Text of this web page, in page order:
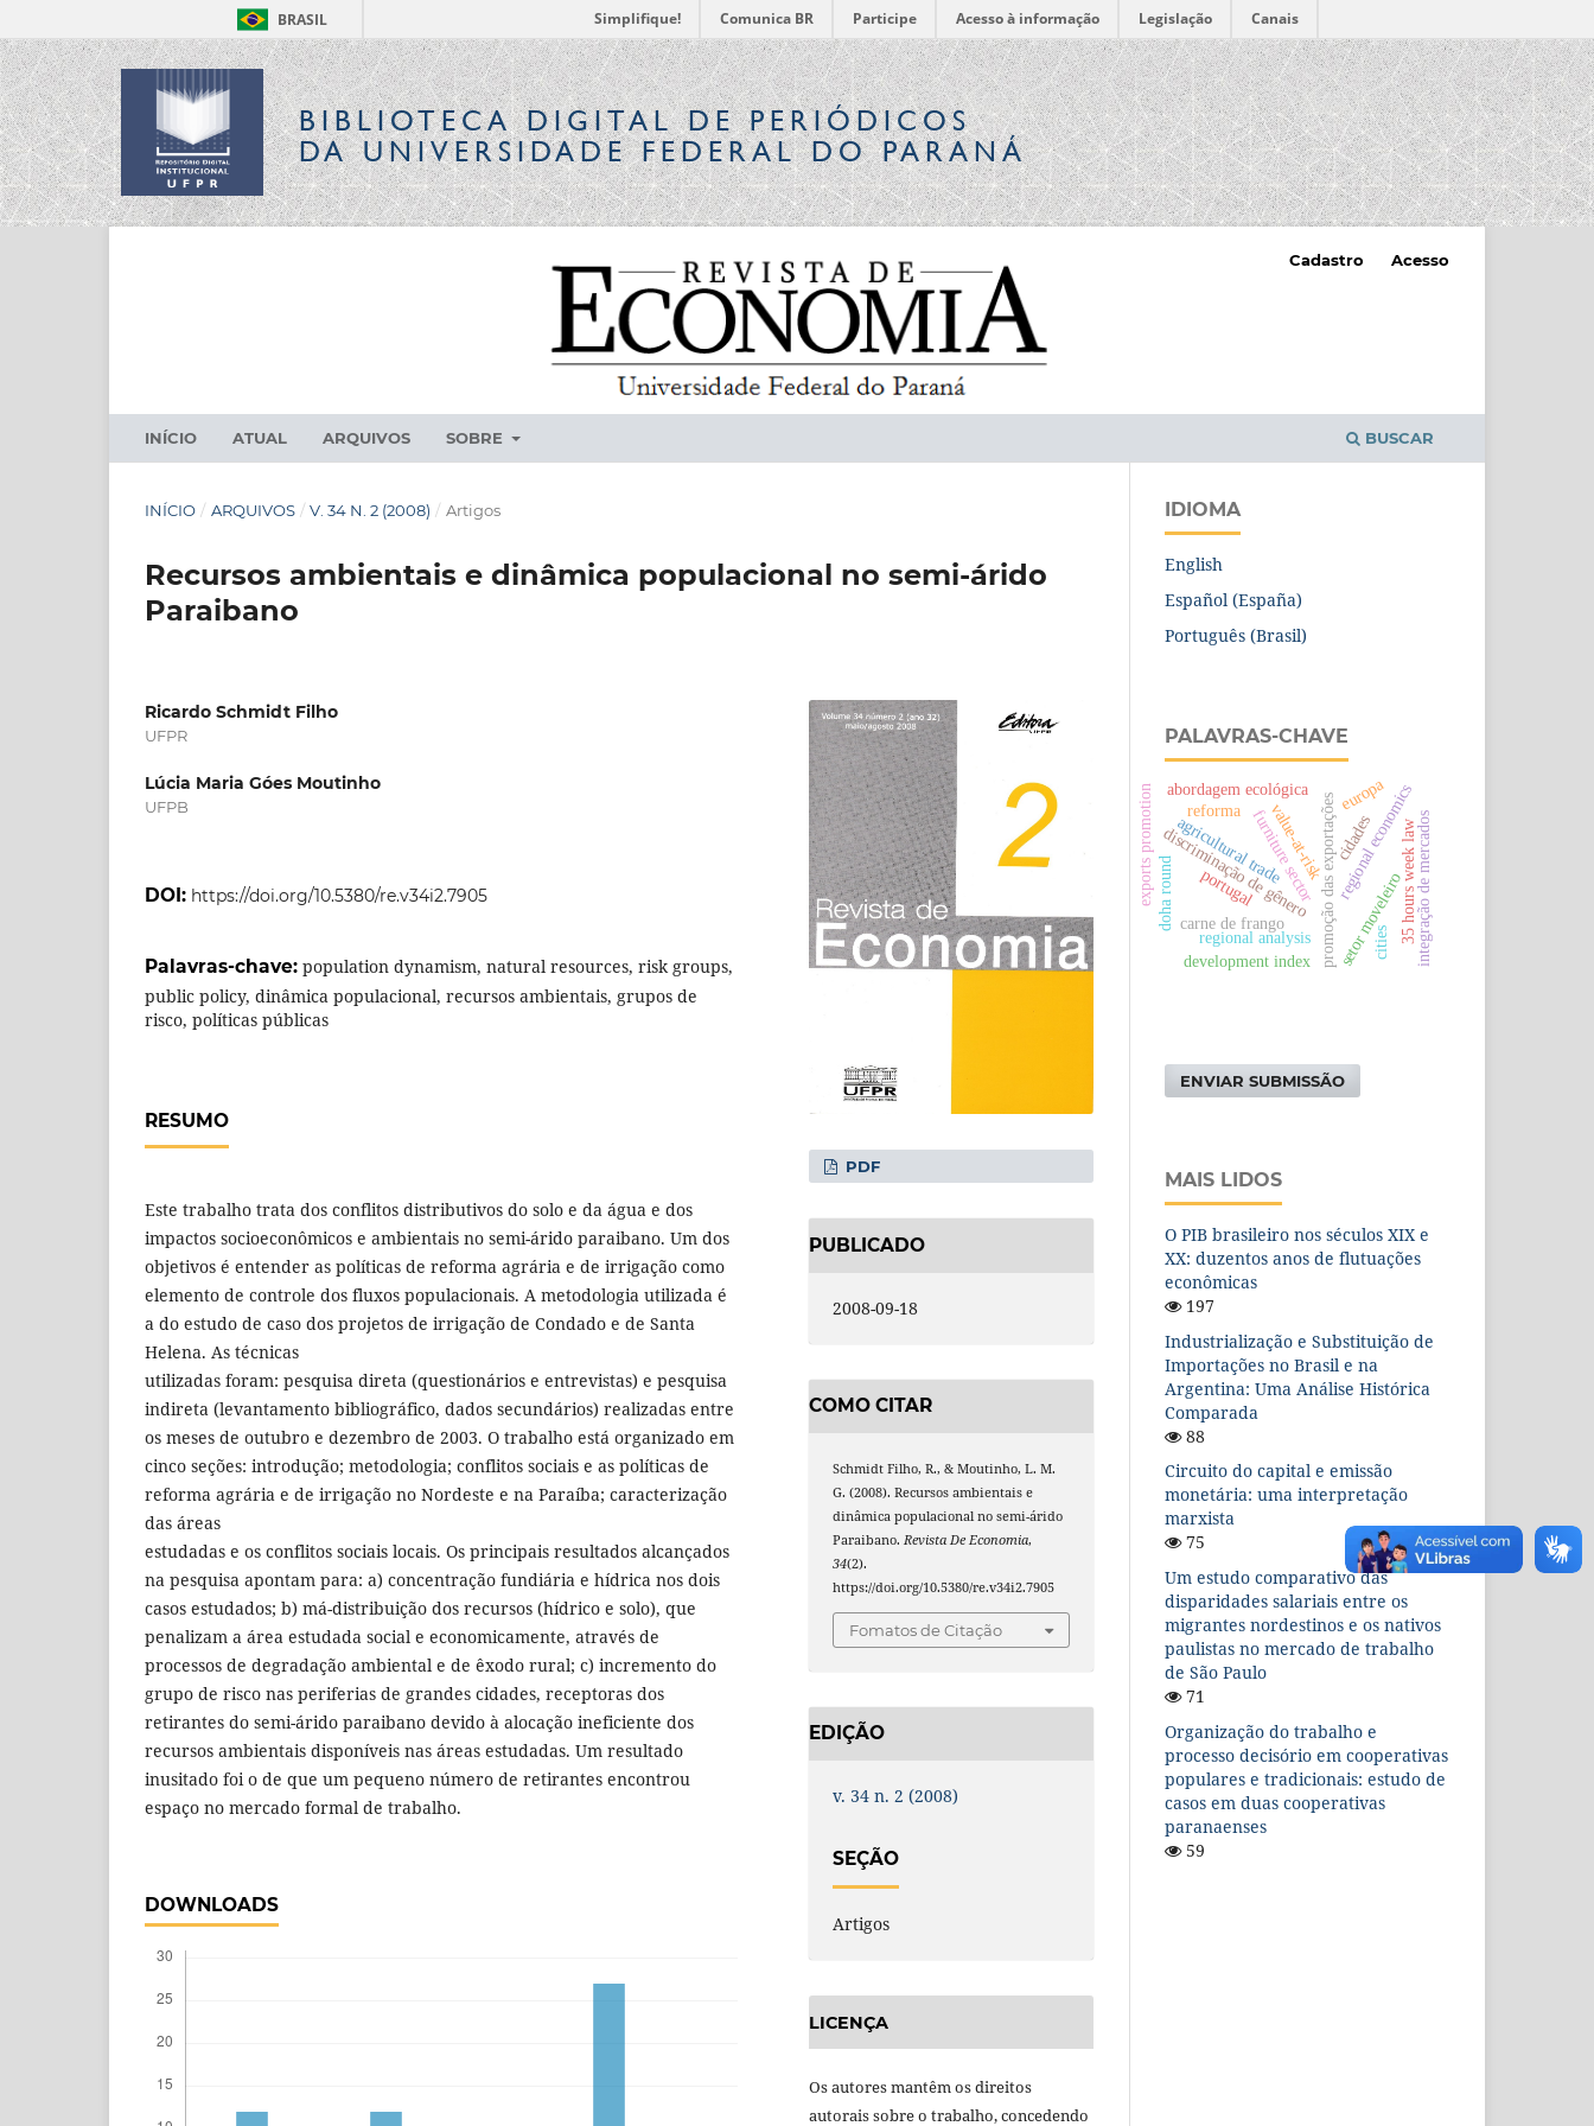
BRASIL Simplifique! Comunica BR Participe Acesso à informação Legislação Canais
BIBLIOTECA DIGITALDE PERIÓDICOS
DA UNIVERSIDADE FEDERAL DO PARANÁ
INÍCIO ATUAL ARQUIVOS SOBRE BUSCAR
Cadastro Acesso
INÍCIO / ARQUIVOS / V. 34 N. 2 (2008) / Artigos
Recursos ambientais e dinâmica populacional no semi-árido
Paraibano
Ricardo Schmidt Filho
UFPR
Lúcia Maria Góes Moutinho
UFPB
DOI: https://doi.org/10.5380/re.v34i2.7905
Palavras-chave: population dynamism, natural resources, risk groups,
public policy, dinâmica populacional, recursos ambientais, grupos de
risco, políticas públicas
RESUMO
Este trabalho trata dos conflitos distributivos do solo e da água e dos
impactos socioeconômicos e ambientais no semi-árido paraibano. Um dos
objetivos é entender as políticas de reforma agrária e de irrigação como
elemento de controle dos fluxos populacionais. A metodologia utilizada é
a do estudo de caso dos projetos de irrigação de Condado e de Santa
Helena. As técnicas
utilizadas foram: pesquisa direta (questionários e entrevistas) e pesquisa
indireta (levantamento bibliográfico, dados secundários) realizadas entre
os meses de outubro e dezembro de 2003. O trabalho está organizado em
cinco seções: introdução; metodologia; conflitos sociais e as políticas de
reforma agrária e de irrigação no Nordeste e na Paraíba; caracterização
das áreas
estudadas e os conflitos sociais locais. Os principais resultados alcançados
na pesquisa apontam para: a) concentração fundiária e hídrica nos dois
casos estudados; b) má-distribuição dos recursos (hídrico e solo), que
penalizam a área estudada social e economicamente, através de
processos de degradação ambiental e de êxodo rural; c) incremento do
grupo de risco nas periferias de grandes cidades, receptoras dos
retirantes do semi-árido paraibano devido à alocação ineficiente dos
recursos ambientais disponíveis nas áreas estudadas. Um resultado
inusitado foi o de que um pequeno número de retirantes encontrou
espaço no mercado formal de trabalho.
DOWNLOADS
PDF
PUBLICADO
2008-09-18
COMO CITAR
Schmidt Filho, R., & Moutinho, L. M.
G. (2008). Recursos ambientais e
dinâmica populacional no semi-árido
Paraibano.Revista De Economia,
34(2).
https://doi.org/10.5380/re.v34i2.7905
Fomatos de Citação
EDIÇÃO
v. 34 n. 2 (2008)
SEÇÃO
Artigos
LICENÇA
Os autores mantêm os direitos
autorais sobre o trabalho, concedendo
IDIOMA
English
Español (España)
Português (Brasil)
PALAVRAS-CHAVE
discriminação de gêneropromoção das exportaçõesregional economics
regional analysis
carne de frango integração de mercados
exports promotion furniture sector
setor moveleiro
abordagem ecológica
cidades
cities
value-at-risk 35 hours week law
development index
doha round
agricultural trade
europa
portugal
reforma
ENVIAR SUBMISSÃO
MAIS LIDOS
O PIB brasileiro nos séculos XIX e
XX: duzentos anos de flutuações
econômicas
197
Industrialização e Substituição de
Importações no Brasil e na
Argentina: Uma Análise Histórica
Comparada
88
Circuito do capital e emissão
monetária: uma interpretação
marxista
75
Um estudo comparativo das
disparidades salariais entre os
migrantes nordestinos e os nativos
paulistas no mercado de trabalho
de São Paulo
71
Organização do trabalho e
processo decisório em cooperativas
populares e tradicionais: estudo de
casos em duas cooperativas
paranaenses
59